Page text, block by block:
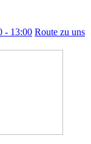
- 13:00 Route zu uns